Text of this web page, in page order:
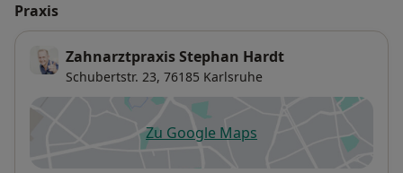
Praxis
Zahnarztpraxis Stephan Hardt
Schubertstr. 23, 76185 Karlsruhe
Zu Google Mapsöffnet in einer neuen